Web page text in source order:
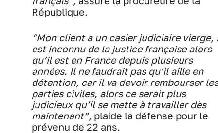
République.
“Mon client a un casier judiciaire vierge,
est inconnu de la justice française alors
qu’il est en France depuis plusieurs
années. Il ne faudrait pas qu’il aille en
détention, car il va devoir rembourser les
parties civiles, alors ce serait plus
judicieux qu’il se mette à travailler dès
maintenant”, plaide la défense pour le
prévenu de 22 ans.